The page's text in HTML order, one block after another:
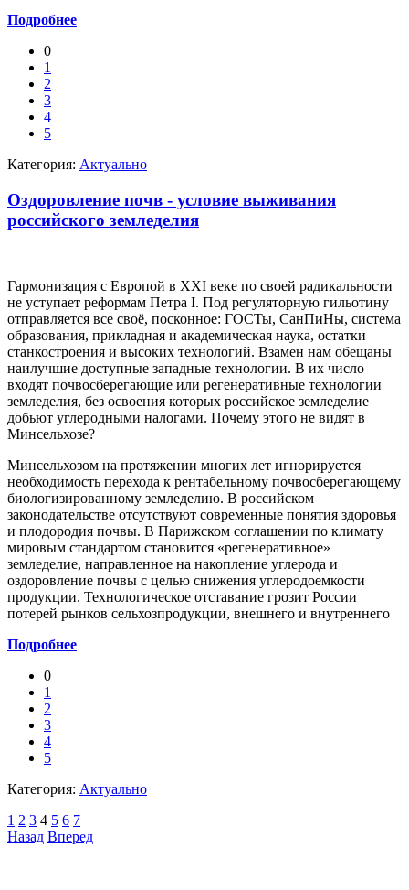
Подробнее
0
1
2
3
4
5
Категория: Актуально
Оздоровление почв - условие выживания
российского земледелия
Гармонизация с Европой в ХХI веке по своей радикальности
не уступает реформам Петра I. Под регуляторную гильотину
отправляется все своё, посконное: ГОСТы, СанПиНы, система
образования, прикладная и академическая наука, остатки
станкостроения и высоких технологий. Взамен нам обещаны
наилучшие доступные западные технологии. В их число
входят почвосберегающие или регенеративные технологии
земледелия, без освоения которых российское земледелие
добьют углеродными налогами. Почему этого не видят в
Минсельхозе?
Минсельхозом на протяжении многих лет игнорируется
необходимость перехода к рентабельному почвосберегающему
биологизированному земледелию. В российском
законодательстве отсутствуют современные понятия здоровья
и плодородия почвы. В Парижском соглашении по климату
мировым стандартом становится «регенеративное»
земледелие, направленное на накопление углерода и
оздоровление почвы с целью снижения углеродоемкости
продукции. Технологическое отставание грозит России
потерей рынков сельхозпродукции, внешнего и внутреннего
Подробнее
0
1
2
3
4
5
Категория: Актуально
1 2 3 4 5 6 7
Назад Вперед